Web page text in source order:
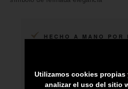
HECHO A MANO POR
ASESORAMIENTO
Utilizamos cookies propias
analizar el uso del sitio